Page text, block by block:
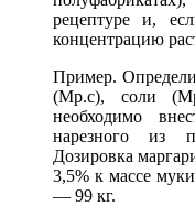
рецептуре и,
концентрацию
Пример.
(Мр.с), соли
необходимо
нарезного из
Дозировка
3,5% к массе
— 99 кг.